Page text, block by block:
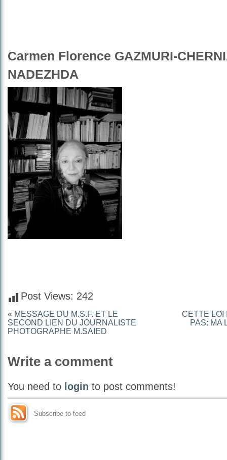
Carmen Florence GAZMURI-
NADEZHDA
Post Views: 242
« MESSAGE DU M.S.F. ET LE
SECOND LIEN DU JOURNALISTE
PHOTOGRAPHE M.SAIED
CETTE LOI
PAS: MA
Write a comment
You need to login to post comments!
Subscribe to feed